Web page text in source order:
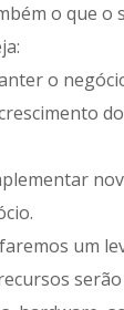
o que o
o
um